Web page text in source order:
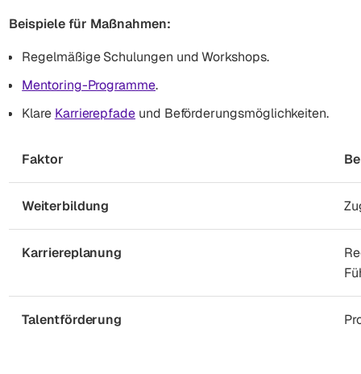
Beispiele für Maßnahmen:
Regelmäßige Schulungen und Workshops.
Mentoring-Programme.
Klare Karrierepfade und Beförderungsmöglichkeiten.
Faktor
Weiterbildung
Karriereplanung
Talentförderung